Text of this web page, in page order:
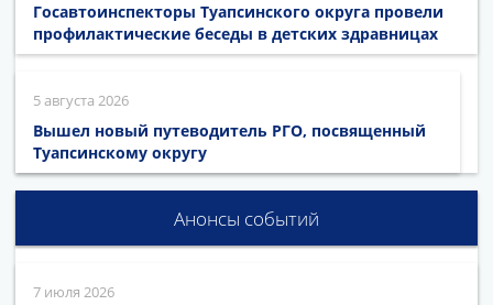
Госавтоинспекторы Туапсинского округа провели
профилактические беседы в детских здравницах
5 августа 2026
Вышел новый путеводитель РГО, посвященный
Туапсинскому округу
Анонсы событий
7 июля 2026